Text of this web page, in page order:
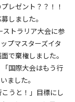
レゼント？？！！
しました。
トラリア大会に参
プマスターズイタ
で棄権しました。
国際大会はもう行
ました。
うと！」目標にし